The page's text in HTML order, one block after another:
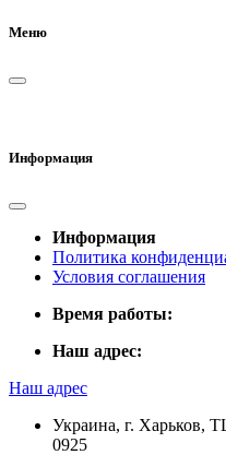
Меню
Информация
Информация
Политика
Условия соглашения
Время работы:
Наш адрес:
Наш адрес
Украина, г. Харьков,
0925